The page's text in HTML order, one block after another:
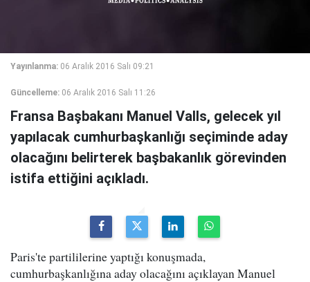
Yayınlanma: 06 Aralık 2016 Salı 09:21
Güncelleme: 06 Aralık 2016 Salı 11:26
Fransa Başbakanı Manuel Valls, gelecek yıl
yapılacak cumhurbaşkanlığı seçiminde aday
olacağını belirterek başbakanlık görevinden
istifa ettiğini açıkladı.
Paris'te partililerine yaptığı konuşmada,
cumhurbaşkanlığına aday olacağını açıklayan Manuel